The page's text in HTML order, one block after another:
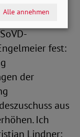
des
fest:
der
aus
Ich
Lindner:
Alle annehmen